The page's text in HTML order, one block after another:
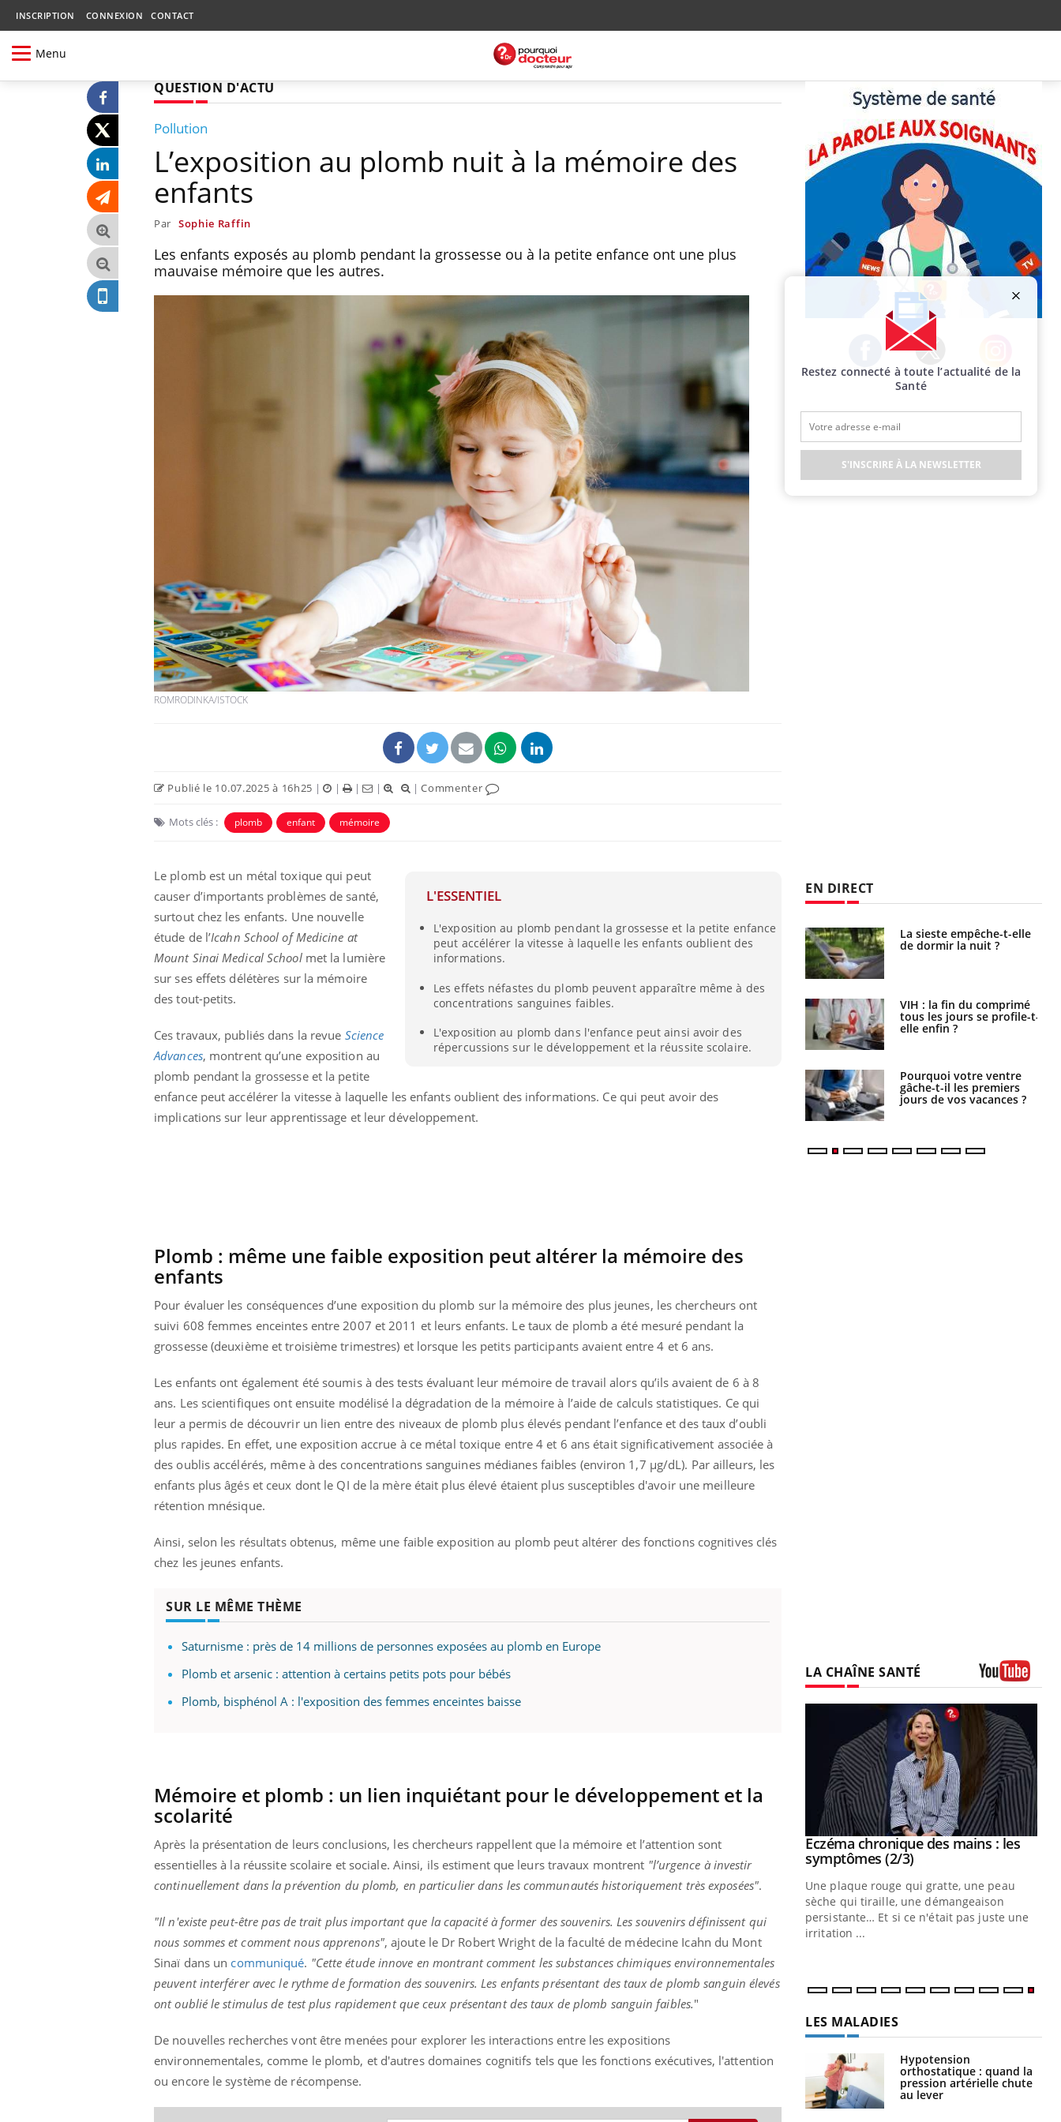
INSCRIPTION CONNEXION CONTACT
Menu
QUESTION D'ACTU
Pollution
L’exposition au plomb nuit à la mémoire des
enfants
Par Sophie Raffin
Les enfants exposés au plomb pendant la grossesse ou à la petite enfance ont une plus
mauvaise mémoire que les autres.
ROMRODINKA/ISTOCK
Publié le 10.07.2025 à 16h25 | | | | |Commenter
Mots clés : plomb enfant mémoire
L'ESSENTIEL
L'exposition au plomb pendant la grossesse et la petite enfance
peut accélérer la vitesse à laquelle les enfants oublient des
informations.
Les effets néfastes du plomb peuvent apparaître même à des
concentrations sanguines faibles.
L'exposition au plomb dans l'enfance peut ainsi avoir des
répercussions sur le développement et la réussite scolaire.
Le plomb est un métal toxique qui peut
causer d’importants problèmes de santé,
surtout chez les enfants. Une nouvelle
étude de l’Icahn School of Medicine at
Mount Sinai Medical Schoolmet la lumière
sur ses effets délétères sur la mémoire
des tout-petits.
Ces travaux, publiés dans la revue Science
Advances, montrent qu’une exposition au
plomb pendant la grossesse et la petite
enfance peut accélérer la vitesse à laquelle les enfants oublient des informations. Ce qui peut avoir des
implications sur leur apprentissage et leur développement.
Plomb : même une faible exposition peut altérer la mémoire des
enfants
Pour évaluer les conséquences d’une exposition du plomb sur la mémoire des plus jeunes, les chercheurs ont
suivi 608 femmes enceintes entre 2007 et 2011 et leurs enfants. Le taux de plomb a été mesuré pendant la
grossesse (deuxième et troisième trimestres) et lorsque les petits participants avaient entre 4 et 6 ans.
Les enfants ont également été soumis à des tests évaluant leur mémoire de travail alors qu’ils avaient de 6 à 8
ans. Les scientifiques ont ensuite modélisé la dégradation de la mémoire à l’aide de calculs statistiques. Ce qui
leur a permis de découvrir un lien entre des niveaux de plomb plus élevés pendant l’enfance et des taux d’oubli
plus rapides. En effet, une exposition accrue à ce métal toxique entre 4 et 6 ans était significativement associée à
des oublis accélérés, même à des concentrations sanguines médianes faibles (environ 1,7 µg/dL). Par ailleurs, les
enfants plus âgés et ceux dont le QI de la mère était plus élevé étaient plus susceptibles d'avoir une meilleure
rétention mnésique.
Ainsi, selon les résultats obtenus, même une faible exposition au plomb peut altérer des fonctions cognitives clés
chez les jeunes enfants.
SUR LE MÊME THÈME
Saturnisme : près de 14 millions de personnes exposées au plomb en Europe
Plomb et arsenic : attention à certains petits pots pour bébés
Plomb, bisphénol A : l'exposition des femmes enceintes baisse
Mémoire et plomb : un lien inquiétant pour le développement et la
scolarité
Après la présentation de leurs conclusions, les chercheurs rappellent que la mémoire et l’attention sont
essentielles à la réussite scolaire et sociale. Ainsi, ils estiment que leurs travaux montrent "l’urgence à investir
continuellement dans la prévention du plomb, en particulier dans les communautés historiquement très exposées".
"Il n'existe peut-être pas de trait plus important que la capacité à former des souvenirs. Les souvenirs définissent qui
nous sommes et comment nous apprenons", ajoute le Dr Robert Wright de la faculté de médecine Icahn du Mont
Sinaï dans un communiqué. "Cette étude innove en montrant comment les substances chimiques environnementales
peuvent interférer avec le rythme de formation des souvenirs. Les enfants présentant des taux de plomb sanguin élevés
ont oublié le stimulus de test plus rapidement que ceux présentant des taux de plomb sanguin faibles."
De nouvelles recherches vont être menées pour explorer les interactions entre les expositions
environnementales, comme le plomb, et d'autres domaines cognitifs tels que les fonctions exécutives, l'attention
ou encore le système de récompense.
Facebook Twitter Instagram
EN DIRECT
Chikungunya, dengue,
West Nile : que se passe-
?
charge des femmes
La sieste empêche-t-elle
de dormir la nuit ?
VIH : la fin du comprimé
tous les jours se profile-t-
elle enfin ?
Pourquoi votre ventre
gâche-t-il les premiers
jours de vos vacances ?
LA CHAÎNE SANTÉ
COUP DE FOOD sur le diabèteYoutube
Coup de food sur le diabète, c'est votre
nouveau rendez-vous culinaire qui
épisode, une ...
Youtube
Quand l’entreprise mise sur le bien
être globalYoutube
"Les rendez-vous de la santé et de la
Docteur reçoivent Régis Blugeon, DRH et
directeur ...
Youtube
Eczéma chronique des mains : au
quotidien (3/3) Youtube
Dans cette vidéo, le Dr Inès Zaraa,
comment protéger vos mains au quotidien
Youtube
Eczéma chronique des mains : les
symptômes (2/3)Youtube
Une plaque rouge qui gratte, une peau
sèche qui tiraille, une démangeaison
persistante… Et si ce n'était pas juste une
irritation ...
LES MALADIES
Hypotension
orthostatique : quand la
pression artérielle chute
au lever
Restez connecté à toute l’actualité de la
Santé
S'INSCRIRE À LA NEWSLETTER